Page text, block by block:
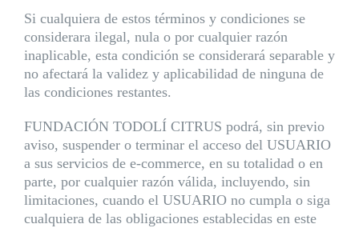
Si cualquiera de estos términos y condiciones se
considerara ilegal, nula o por cualquier razón
inaplicable, esta condición se considerará separable y
no afectará la validez y aplicabilidad de ninguna de
las condiciones restantes.
FUNDACIÓN TODOLÍ CITRUS podrá, sin previo
aviso, suspender o terminar el acceso del USUARIO
a sus servicios de e-commerce, en su totalidad o en
parte, por cualquier razón válida, incluyendo, sin
limitaciones, cuando el USUARIO no cumpla o siga
cualquiera de las obligaciones establecidas en este